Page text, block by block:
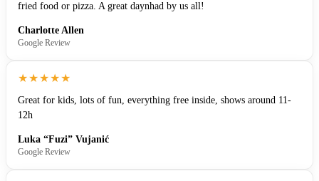
fried food or pizza. A great daynhad by us all!
Charlotte Allen
Google Review
★★★★★
Great for kids, lots of fun, everything free inside, shows around 11-
12h
Luka “Fuzi” Vujanić
Google Review